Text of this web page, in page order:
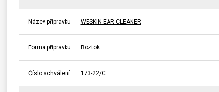
Název přípravku WESKIN EAR CLEANER
Forma přípravku Roztok
Číslo schválení 173-22/C